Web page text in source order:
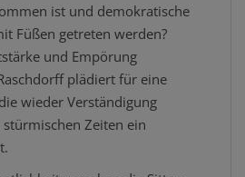
ist und demokratische
Füßen getreten werden?
und Empörung
plädiert für eine
wieder Verständigung
Zeiten ein